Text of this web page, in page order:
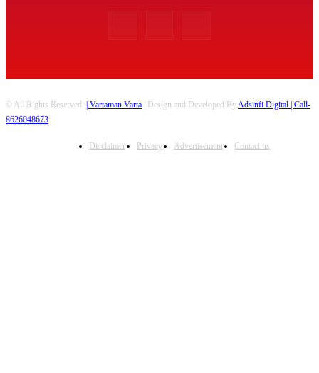
© All Rights Reserved. | Vartaman Varta | Design and Developed ByAdsinfi Digital | Call-
8626048673
Disclaimer Privacy Advertisement Contact us